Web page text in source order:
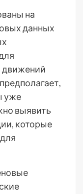
на
данных
движений
уже
выявить
которые